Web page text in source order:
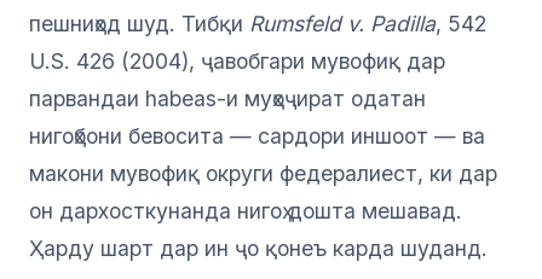
пешниҳод шуд. Тибқи Rumsfeld v. Padilla, 542
U.S. 426 (2004), ҷавобгари мувофиқ дар
парвандаи habeas-и муҳоҷират одатан
нигоҳбони бевосита — сардори иншоот — ва
макони мувофиқ округи федералиест, ки дар
он дархосткунанда нигоҳ дошта мешавад.
Ҳарду шарт дар ин ҷо қонеъ карда шуданд.